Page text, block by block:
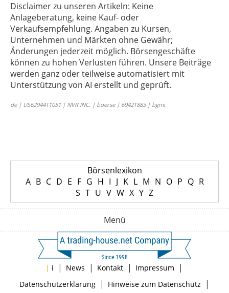
Disclaimer zu unseren Artikeln: Keine
Anlageberatung, keine Kauf- oder
Verkaufsempfehlung. Angaben zu Kursen,
Unternehmen und Märkten ohne Gewähr;
Änderungen jederzeit möglich. Börsengeschäfte
können zu hohen Verlusten führen. Unsere Beiträge
werden ganz oder teilweise automatisiert mit
Unterstützung von AI erstellt und geprüft.
de | US62944T1051 | NVR INC. | boerse | 69421883 | bgmi
Börsenlexikon
A B C D E F G H I J K L M N O P Q R
S T U V W X Y Z
Menü
| i | News | Kontakt | Impressum |
Datenschutzerklärung| Hinweise zum Datenschutz |